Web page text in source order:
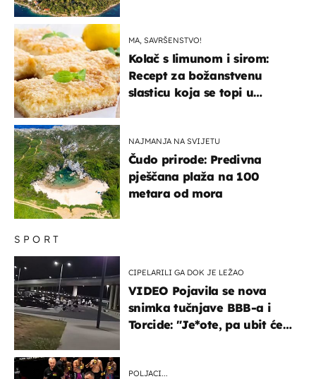
SPORT
CIPELARILI GA DOK JE LEŽAO
VIDEO Pojavila se nova
snimka tučnjave BBB-a i
Torcide: "Je*ote, pa ubit će
POLJACI...
MA, SAVRŠENSTVO!
Kolač s limunom i sirom:
Recept za božanstvenu
slasticu koja se topi u
NAJMANJA NA SVIJETU
Čudo prirode: Predivna
pješčana plaža na 100
metara od mora